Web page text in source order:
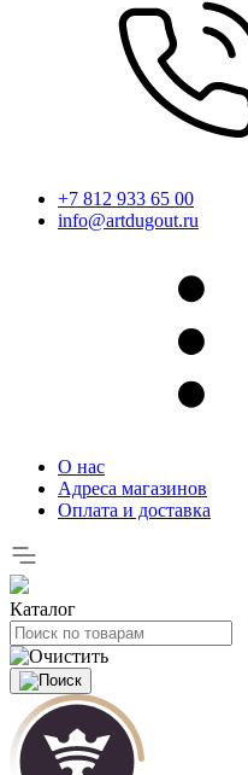
+7 812 933 65 00
info@artdugout.ru
О нас
Адреса магазинов
Оплата и доставка
Каталог